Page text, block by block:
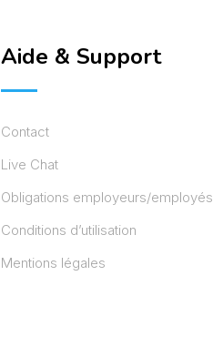
Aide & Support
Contact
Live Chat
Obligations employeurs/employés
Conditions d’utilisation
Mentions légales